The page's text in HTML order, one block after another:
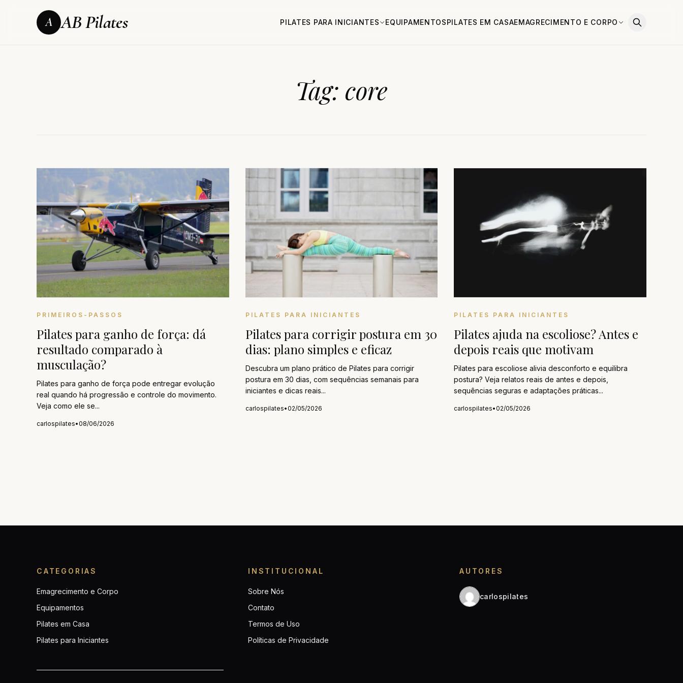
A AB Pilates PILATES PARA INICIANTES EQUIPAMENTOSPILATES EM CASAEMAGRECIMENTO E CORPO
Tag: core
PRIMEIROS-PASSOS
Pilates para ganho de força: dá
resultado comparado à
musculação?
Pilates para ganho de força pode entregar evolução
real quando há progressão e controle do movimento.
Veja como ele se...
carlospilates•08/06/2026
PILATES PARA INICIANTES
Pilates para corrigir postura em 30
dias: plano simples e eficaz
Descubra um plano prático de Pilates para corrigir
postura em 30 dias, com sequências semanais para
iniciantes e dicas reais...
carlospilates•02/05/2026
PILATES PARA INICIANTES
Pilates ajuda na escoliose? Antes e
depois reais que motivam
Pilates para escoliose alivia desconforto e equilibra
postura? Veja relatos reais de antes e depois,
sequências seguras e adaptações práticas...
carlospilates•02/05/2026
CATEGORIAS
Emagrecimento e Corpo
Equipamentos
Pilates em Casa
Pilates para Iniciantes
INSTITUCIONAL
Sobre Nós
Contato
Termos de Uso
Políticas de Privacidade
AUTORES
carlospilates